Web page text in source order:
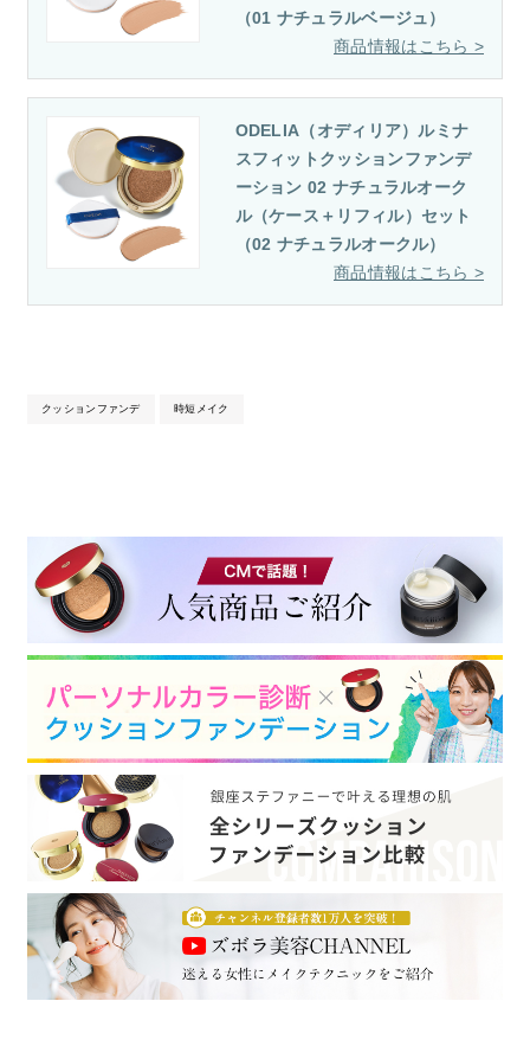
（01 ナチュラルベージュ）
ODELIA（オディリア）ルミナ
スフィットクッションファンデ
ーション 02 ナチュラルオーク
ル（ケース＋リフィル）セット
（02 ナチュラルオークル）
クッションファンデ 時短メイク